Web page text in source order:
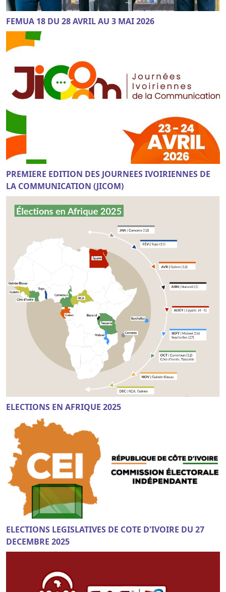
FEMUA 18 DU 28 AVRIL AU 3 MAI 2026
PREMIERE EDITION DES JOURNEES IVOIRIENNES DE
LA COMMUNICATION (JICOM)
ELECTIONS EN AFRIQUE 2025
ELECTIONS LEGISLATIVES DE COTE D'IVOIRE DU 27
DECEMBRE 2025